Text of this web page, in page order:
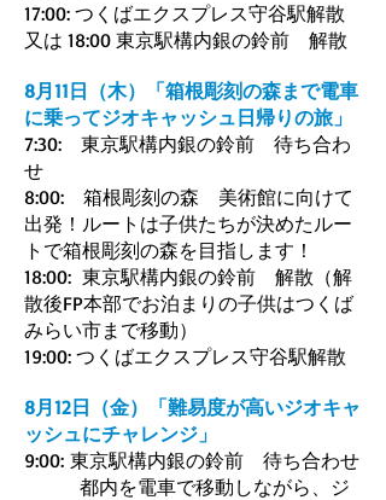
17:00: つくばエクスプレス守谷駅解散
又は 18:00 東京駅構内銀の鈴前 解散
8月11日（木）「箱根彫刻の森まで電車
に乗ってジオキャッシュ日帰りの旅」
7:30: 東京駅構内銀の鈴前 待ち合わ
せ
8:00: 箱根彫刻の森 美術館に向けて
出発！ルートは子供たちが決めたルー
トで箱根彫刻の森を目指します！
18:00: 東京駅構内銀の鈴前 解散（解
散後FP本部でお泊まりの子供はつくば
みらい市まで移動）
19:00: つくばエクスプレス守谷駅解散
8月12日（金）「難易度が高いジオキャ
ッシュにチャレンジ」
9:00: 東京駅構内銀の鈴前 待ち合わせ
都内を電車で移動しながら、ジ